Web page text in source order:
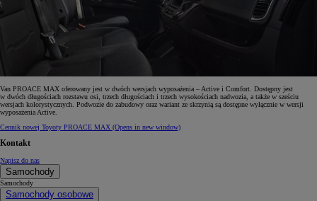
Van PROACE MAX oferowany jest w dwóch wersjach wyposażenia – Active i Comfort. Dostępny jest
w dwóch długościach rozstawu osi, trzech długościach i trzech wysokościach nadwozia, a także w sześciu
wersjach kolorystycznych. Podwozie do zabudowy oraz wariant ze skrzynią są dostępne wyłącznie w wersji
wyposażenia Active.
Cennik nowej Toyoty PROACE MAX (Opens in new window)
Kontakt
Napisz do nas
Samochody
Samochody
Samochody osobowe